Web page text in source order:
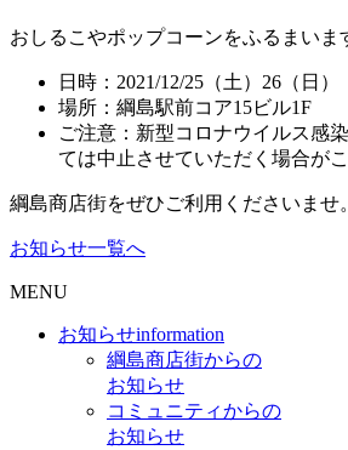
おしるこやポップコーンをふるまいま
日時：2021/12/25（土）26（日
場所：綱島駅前コア15ビル1F
ご注意：新型コロナウイルス感
ては中止させていただく場合がこ
綱島商店街をぜひご利用くださいませ。
お知らせ一覧へ
MENU
お知らせinformation
綱島商店街からの
お知らせ
コミュニティからの
お知らせ